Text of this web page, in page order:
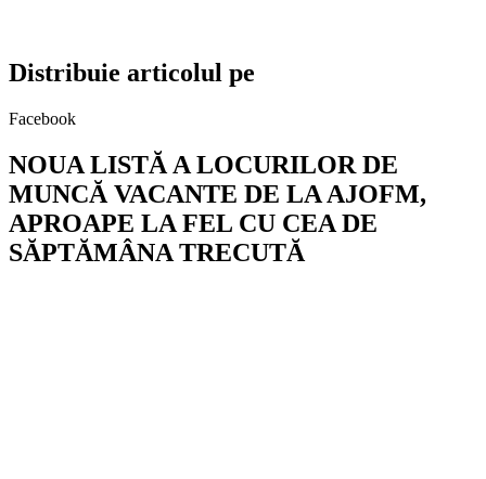
Distribuie articolul pe
Facebook
NOUA LISTĂ A LOCURILOR DE
MUNCĂ VACANTE DE LA AJOFM,
APROAPE LA FEL CU CEA DE
SĂPTĂMÂNA TRECUTĂ